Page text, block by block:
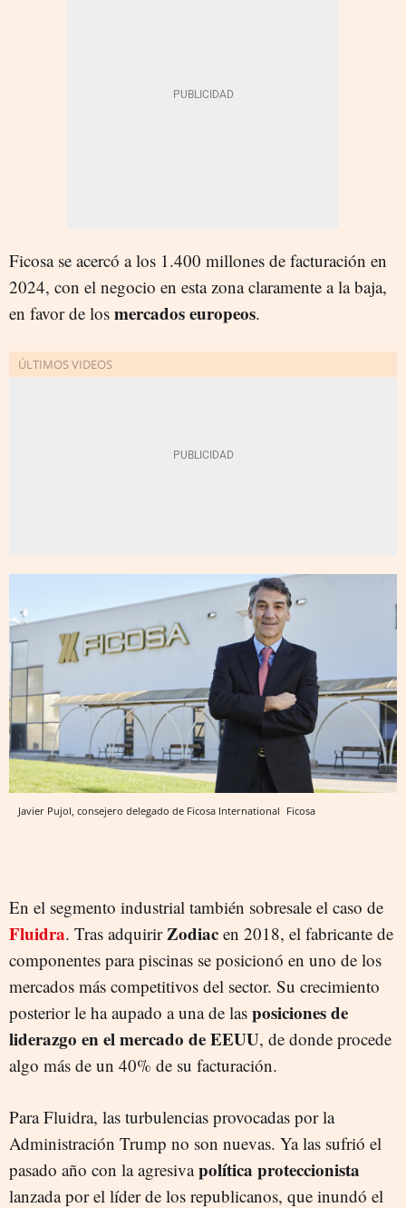
Ficosa se acercó a los 1.400 millones de facturación en
2024, con el negocio en esta zona claramente a la baja,
en favor de los mercados europeos.
Javier Pujol, consejero delegado de Ficosa International Ficosa
En el segmento industrial también sobresale el caso de
Fluidra. Tras adquirirZodiac en 2018, el fabricante de
componentes para piscinas se posicionó en uno de los
mercados más competitivos del sector. Su crecimiento
posterior le ha aupado a una de las posiciones de
liderazgo en el mercado de EEUU, de donde procede
algo más de un 40% de su facturación.
Para Fluidra, las turbulencias provocadas por la
Administración Trump no son nuevas. Ya las sufrió el
pasado año con la agresivapolítica proteccionista
lanzada por el líder de los republicanos, que inundó el